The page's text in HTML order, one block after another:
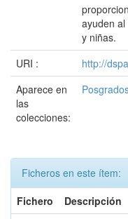
ayuden
y niñas.
URI :
http://
Aparece en
las
colecciones:
Ficheros en este ítem:
Fichero
Descripción